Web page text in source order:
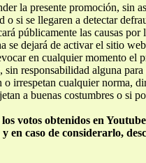
la presente promoción, sin
si se llegaren a detectar
públicamente las causas por
se dejará de activar el sitio
en cualquier momento el
sin responsabilidad alguna
o irrespetan cualquier norma,
a buenas costumbres o si
votos obtenidos en
en caso de considerarlo,